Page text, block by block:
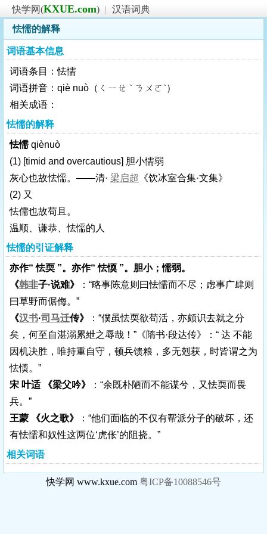
快学网(KXUE.com) | 汉语词典
怯懦的解释
词语基本信息
词语条目：怯懦
词语拼音：qiè nuò（ㄑㄧㄝ ˋ ㄋㄨㄛˋ）
相关成语：
怯懦的解释
怯懦 qiènuò
(1) [timid and overcautious] 胆小懦弱
灰心也故怯懦。——清· 梁启超
《饮冰室合集·文集》
(2) 又
怯儒也故苟且。
温顺、谦恭、怯懦的人
怯懦的引证解释
亦作“ 怯耎 ”。亦作“ 怯愞 ”。胆小；懦弱。
《韩非子·说难》
：“略事陈意则曰怯懦而不尽；虑事广肆则
曰草野而倨侮。”
《汉书·司马迁传》
：“僕虽怯耎欲苟活，亦颇识去就之分
矣，何至自湛溺累紲之辱哉！”《隋书·段达传》：“ 达 不能
因机决胜，唯持重自守，顿兵馈粮，多无剋获，时皆谓之为
怯愞。”
宋 叶适 《梁父吟》
：“余既朴陋而不能谋兮，又怯耎而畏
兵。”
王蒙 《火之歌》
：“他们面临的不仅有帮派分子的破坏，还
有怯懦和奴性这两位‘虎伥’的阻挠。”
相关词语
快学网 www.kxue.com 粤ICP备10088546号